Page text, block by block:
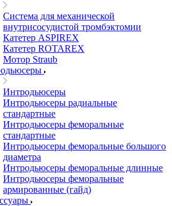
Система для механической
внутрисосудистой тромбэктомии
Катетер ASPIREX
Катетер ROTAREX
Мотор Straub
Интродьюсеры
Интродьюсеры радиальные
стандартные
Интродьюсеры феморальные
стандартные
Интродьюсеры феморальные большого
диаметра
Интродьюсеры феморальные длинные
Интродьюсеры феморальные
армированные (гайд)